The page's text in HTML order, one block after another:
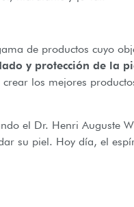
de productos cuyo
y protección de la
los mejores
el Dr. Henri Auguste
su piel. Hoy día, el